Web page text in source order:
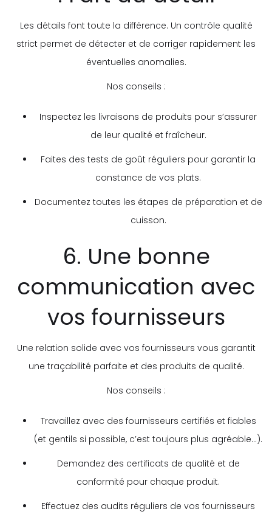
Les détails font toute la différence. Un contrôle qualité
strict permet de détecter et de corriger rapidement les
éventuelles anomalies.
Nos conseils :
Inspectez les livraisons de produits pour s’assurer
de leur qualité et fraîcheur.
Faites des tests de goût réguliers pour garantir la
constance de vos plats.
Documentez toutes les étapes de préparation et de
cuisson.
6. Une bonne
communication avec
vos fournisseurs
Une relation solide avec vos fournisseurs vous garantit
une traçabilité parfaite et des produits de qualité.
Nos conseils :
Travaillez avec des fournisseurs certifiés et fiables
(et gentils si possible, c’est toujours plus agréable…).
Demandez des certificats de qualité et de
conformité pour chaque produit.
Effectuez des audits réguliers de vos fournisseurs